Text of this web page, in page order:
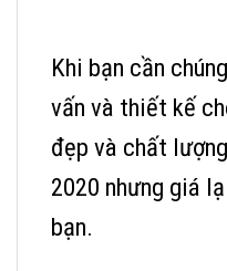
Khi bạn cần
vấn và thiết kế
đẹp và chất
2020 nhưng giá
bạn.